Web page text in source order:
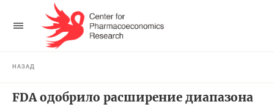
НАЗАД
FDA одобрило расширение диапазона